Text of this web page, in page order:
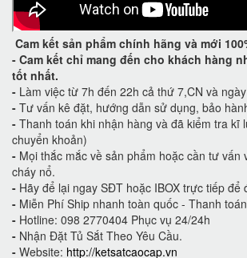
Cam kết sản phẩm chính hãng và mới
- Cam kết chỉ mang đến cho khách hàng
tốt nhất.
- Làm việc từ 7h đến 22h cả thứ 7,CN và
- Tư vấn kê đặt, hướng dẫn sử dụng, bảo
- Thanh toán khi nhận hàng và đã kiểm tra kĩ
chuyển khoản)
- Mọi thắc mắc về sản phẩm hoặc cần tư vấn
cháy nổ.
- Hãy để lại ngay SĐT hoặc IBOX trực tiếp để
- Miễn Phí Ship nhanh toàn quốc - Thanh
- Hotline: 098 2770404 Phục vụ 24/24h
- Nhận Đặt Tủ Sắt Theo Yêu Cầu.
- Website: http://ketsatcaocap.vn